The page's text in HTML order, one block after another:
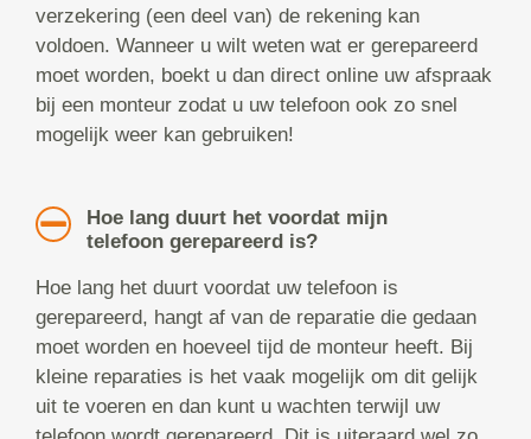
verzekering (een deel van) de rekening kan
voldoen. Wanneer u wilt weten wat er gerepareerd
moet worden, boekt u dan direct online uw afspraak
bij een monteur zodat u uw telefoon ook zo snel
mogelijk weer kan gebruiken!
Hoe lang duurt het voordat mijn
telefoon gerepareerd is?
Hoe lang het duurt voordat uw telefoon is
gerepareerd, hangt af van de reparatie die gedaan
moet worden en hoeveel tijd de monteur heeft. Bij
kleine reparaties is het vaak mogelijk om dit gelijk
uit te voeren en dan kunt u wachten terwijl uw